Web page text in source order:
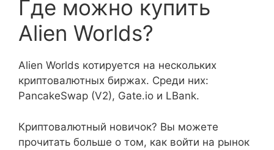
Где можно купить
Alien Worlds?
Alien Worlds котируется на нескольких
криптовалютных биржах. Среди них:
PancakeSwap (V2), Gate.io и LBank.
Криптовалютный новичок? Вы можете
прочитать больше о том, как войти на рынок